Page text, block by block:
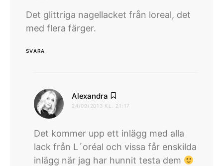
Det glittriga nagellacket från loreal, det
med flera färger.
SVARA
Alexandra
24/09/2013 KL. 21:17
Det kommer upp ett inlägg med alla
lack från L´oréal och vissa får enskilda
inlägg när jag har hunnit testa dem